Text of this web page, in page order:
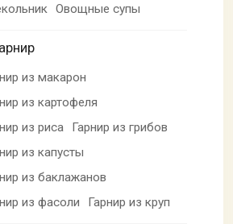
Овощные супы
из макарон
из картофеля
из риса
Гарнир из грибов
из капусты
из баклажанов
из фасоли
Гарнир из круп